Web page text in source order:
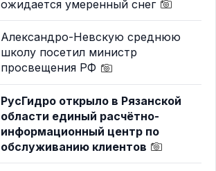
ожидается умеренный снег
Александро-Невскую среднюю
школу посетил министр
просвещения РФ
РусГидро открыло в Рязанской
области единый расчётно-
информационный центр по
обслуживанию клиентов